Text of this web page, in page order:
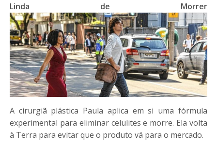
Linda de Morrer
A cirurgiã plástica Paula aplica em si uma fórmula
experimental para eliminar celulites e morre. Ela volta
à Terra para evitar que o produto vá para o mercado.